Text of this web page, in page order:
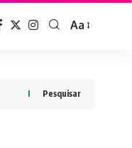
Font
Aa
Pesquisar